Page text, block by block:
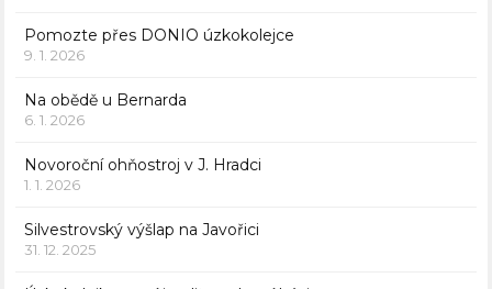
Pomozte přes DONIO úzkokolejce
9. 1. 2026
Na obědě u Bernarda
6. 1. 2026
Novoroční ohňostroj v J. Hradci
1. 1. 2026
Silvestrovský výšlap na Javořici
31. 12. 2025